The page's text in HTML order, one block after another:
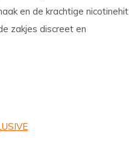
en de krachtige nicotinehit
zakjes discreet en